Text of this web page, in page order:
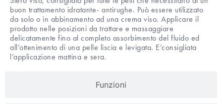
Funzioni
buon trattamento idratante- antirughe. Può essere utilizzato
da solo o in abbinamento ad una crema viso. Applicare il
prodotto nelle posizioni da trattare e massaggiare
delicatamente fino al completo assorbimento del fluido ed
all’ottenimento di una pelle liscia e levigata. E’consigliata
l’applicazione mattina e sera.